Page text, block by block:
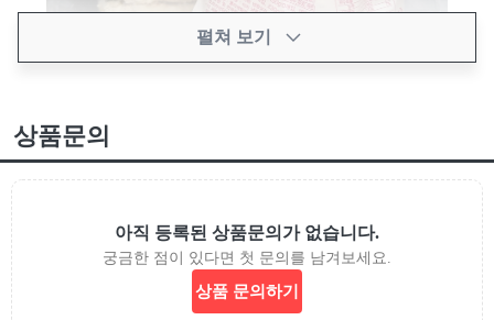
펼쳐 보기
상품문의
아직 등록된 상품문의가 없습니다.
궁금한 점이 있다면 첫 문의를 남겨보세요.
상품 문의하기